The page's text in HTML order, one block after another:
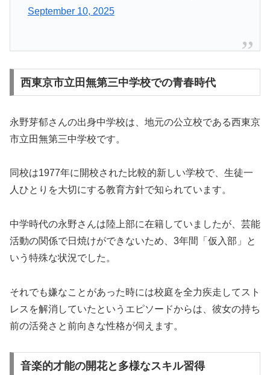
September 10, 2025
西東京市立田無第三中学校での青春時代
永野芽郁さんの出身中学校は、地元の公立校である西東京
市立田無第三中学校です。
同校は1977年に開校された比較的新しい学校で、生徒一
人ひとりを大切にする教育方針で知られています。
中学時代の永野さんは陸上部に在籍していましたが、芸能
活動の関係で日焼けができないため、3年間「仮入部」と
いう特殊な状況でした。
それでも嫌なことがあった時には校庭を全力疾走してスト
レスを解消していたというエピソードからは、彼女の持ち
前の活発さと前向きな性格が伺えます。
音楽的才能の開花と多様なスキル習得